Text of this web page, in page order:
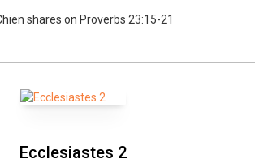
shares on Proverbs 23:15-21
Ecclesiastes 2